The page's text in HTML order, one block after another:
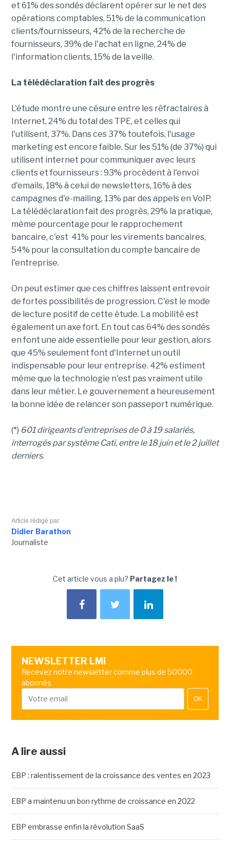
et 61% des sondés déclarent opérer sur le net des
opérations comptables, 51% de la communication
clients/fournisseurs, 42% de la recherche de
fournisseurs, 39% de l'achat en ligne, 24% de
l'information clients, 15% de la veille.
La télédéclaration fait des progrès
L'étude montre une césure entre les réfractaires à
Internet, 24% du total des TPE, et celles qui
l'utilisent, 37%. Dans ces 37% toutefois, l'usage
marketing est encore faible. Sur les 51% (de 37%) qui
utilisent internet pour communiquer avec leurs
clients et fournisseurs : 93% procèdent à l'envoi
d'emails, 18% à celui de newsletters, 16% à des
campagnes d'e-mailing, 13% par des appels en VoIP.
La télédéclaration fait des progrès, 29% la pratique,
même pourcentage pour le rapprochement
bancaire, c'est 41% pour les virements bancaires,
54% pour la consultation du compte bancaire de
l'entreprise.
On peut estimer que ces chiffres laissent entrevoir
de fortes possibilités de progression. C'est le mode
de lecture positif de cette étude. La mobilité est
également un axe fort. En tout cas 64% des sondés
en font une aide essentielle pour leur gestion, alors
que 45% seulement font d'Internet un outil
indispensable pour leur entreprise. 42% estiment
même que la technologie n'est pas vraiment utile
dans leur métier. Le gouvernement a heureusement
la bonne idée de relancer son passeport numérique.
(*) 601 dirigeants d'entreprises de 0 à 19 salariés,
interrogés par système Cati, entre le 18 juin et le 2 juillet
derniers.
Article rédigé par
Didier Barathon
Journaliste
Cet article vous a plu? Partagez le !
NEWSLETTER LMI
Recevez notre newsletter comme plus de 50000
abonnés
OK
A lire aussi
EBP : ralentissement de la croissance des ventes en 2023
EBP a maintenu un bon rythme de croissance en 2022
EBP embrasse enfin la révolution SaaS